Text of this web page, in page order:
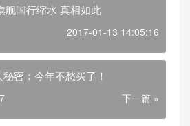
舰国行缩水 真相如此
2017-01-13 14:05:16
密：今年不愁买了！
下一篇 »